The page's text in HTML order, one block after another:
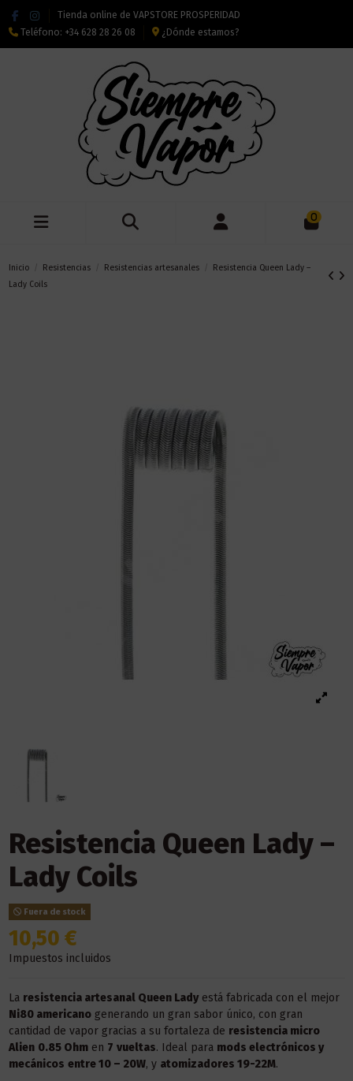
Tienda online de VAPSTORE PROSPERIDAD
Teléfono: +34 628 28 26 08 ¿Dónde estamos?
0
Inicio Resistencias Resistencias artesanales
Resistencia Queen Lady –
Lady Coils
Resistencia Queen Lady –
Lady Coils
Fuera de stock
10,50 €
Impuestos incluidos
La resistencia artesanal Queen Ladyestá fabricada con el mejor
Ni80 americanogenerando un gran sabor único, con gran
cantidad de vapor gracias a su fortaleza de resistencia micro
Alien 0.85 Ohmen 7 vueltas. Ideal para mods electrónicos y
mecánicos entre 10 – 20W, y atomizadores 19-22M.